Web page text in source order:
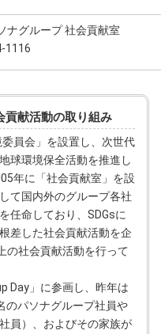
ナグループ 社会貢献室
1116
貢献活動の取り組み
員会」を設置し、次世代
球環境保全活動を推進し
年に「社会貢献室」を設
て国内外のグループ各社
任命しており、SDGsに
差した社会貢献活動を企
の社会貢献活動を行って
Day」に参画し、昨年は
のパソナグループ社員や
員）、およびその家族が